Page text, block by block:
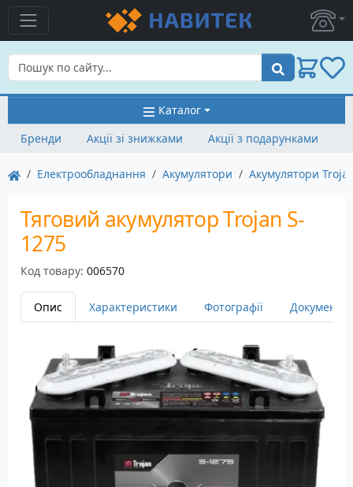
Пошук
Каталог
Бренди
Акції зі знижками Акції з подарунками
Електрообладнання Акумулятори Акумулятори
Тяговий акумулятор Trojan S-
1275
Код товару: 006570
Опис Характеристики Фотографії